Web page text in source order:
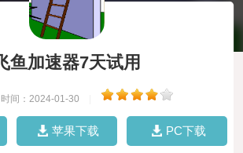
飞鱼加速器7天试用
时间：2024-01-30
苹果下载 PC下载